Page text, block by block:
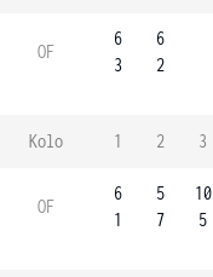
OF
6
3
6
2
Kolo 1 2 3
OF
6
1
5
7
10
5